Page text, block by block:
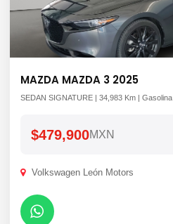
MAZDA MAZDA 3 2025
SEDAN SIGNATURE | 34,983 Km | Gasolina
$479,900MXN
Volkswagen León Motors